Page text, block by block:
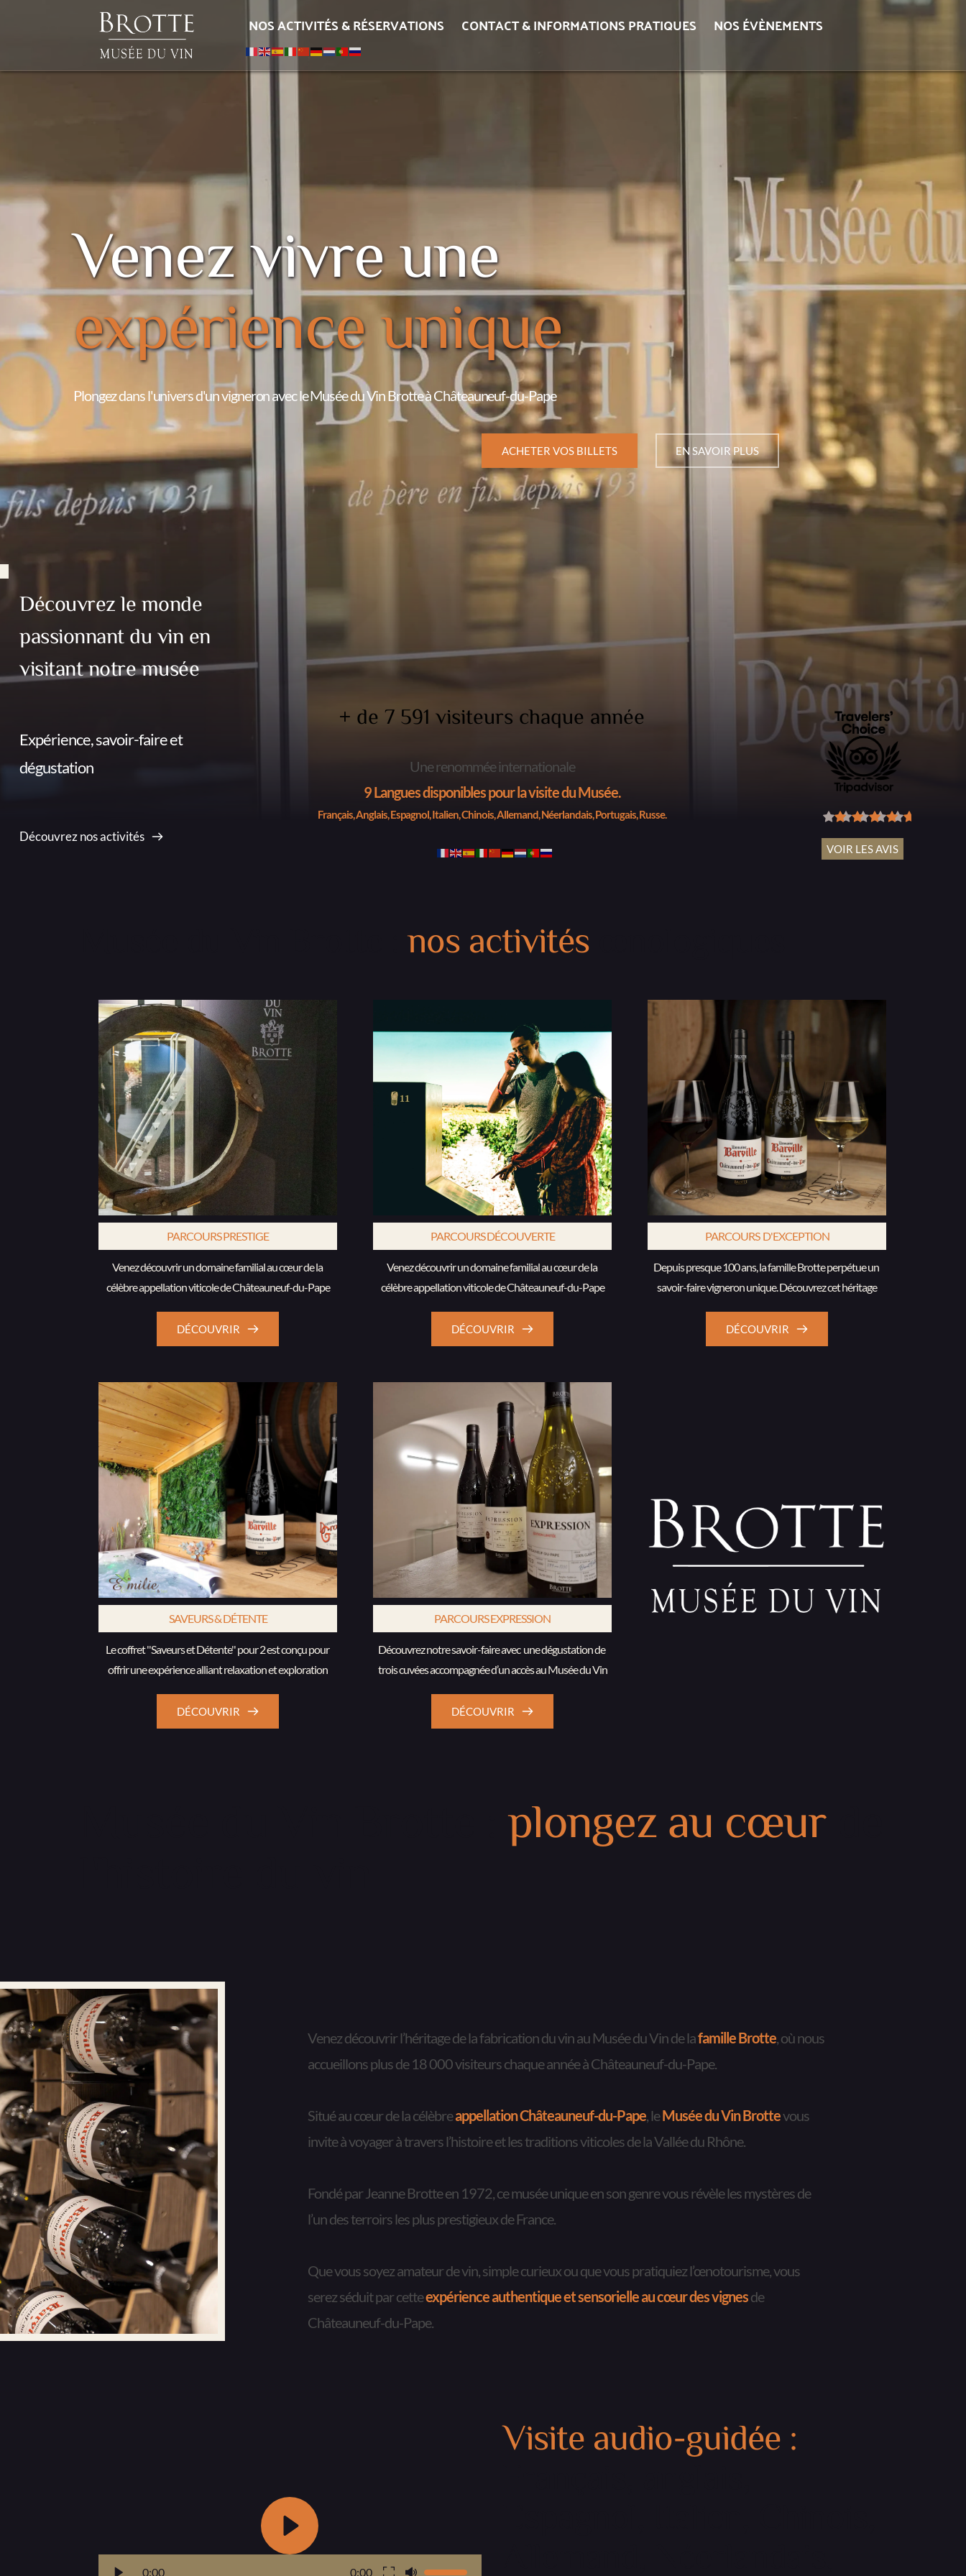
NOS ACTIVITÉS & RÉSERVATIONS CONTACT & INFORMATIONS PRATIQUES NOS ÉVÈNEMENTS
Venez vivre une
expérience unique
Plongez dans l'univers d'un vigneron avec le Musée du Vin Brotte à Châteauneuf-du-Pape
ACHETER VOS BILLETS EN SAVOIR PLUS
Découvrez le monde
passionnant du vin en
visitant notre musée
Expérience, savoir-faire et
dégustation
Découvrez nos activités
+ de 13 757 visiteurs chaque année
Une renommée internationale
9 Langues disponibles pour la visite du Musée.
Français, Anglais, Espagnol, Italien, Chinois, Allemand, Néerlandais, Portugais, Russe.
VOIR LES AVIS
nos activités
PARCOURS PRESTIGE
Venez découvrir un domaine familial au cœur de la
célèbre appellation viticole de Châteauneuf-du-Pape
DÉCOUVRIR
PARCOURS DÉCOUVERTE
Venez découvrir un domaine familial au cœur de la
célèbre appellation viticole de Châteauneuf-du-Pape
DÉCOUVRIR
PARCOURS  D'EXCEPTION
Depuis presque 100 ans, la famille Brotte perpétue un
savoir-faire vigneron unique. Découvrez cet héritage
DÉCOUVRIR
SAVEURS & DÉTENTE
Le coffret ''Saveurs et Détente'' pour 2 est conçu pour
offrir une expérience alliant relaxation et exploration
DÉCOUVRIR
PARCOURS EXPRESSION
Découvrez notre savoir-faire avec  une dégustation de
trois cuvées accompagnée d’un accès au Musée du Vin
DÉCOUVRIR
plongez au cœur
Venez découvrir l’héritage de la fabrication du vin au Musée du Vin de la famille Brotte, où nous
accueillons plus de 18 000 visiteurs chaque année à Châteauneuf-du-Pape.
Situé au cœur de la célèbre appellation Châteauneuf-du-Pape, le Musée du Vin Brotte vous
invite à voyager à travers l’histoire et les traditions viticoles de la Vallée du Rhône.
Fondé par Jeanne Brotte en 1972, ce musée unique en son genre vous révèle les mystères de
l’un des terroirs les plus prestigieux de France.
Que vous soyez amateur de vin, simple curieux ou que vous pratiquiez l’œnotourisme, vous
serez séduit par cette expérience authentique et sensorielle au cœur des vignes de
Châteauneuf-du-Pape.
0:00 0:00
Visite audio-guidée :